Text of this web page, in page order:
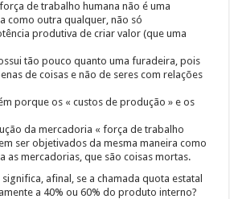
de trabalho humana não é uma
como outra qualquer, não só
produtiva de criar valor (que uma
tão pouco quanto uma furadeira, pois
de coisas e não de seres com relações
porque os « custos de produção » e os
da merca­doria « força de trabalho
ser objetivados da mesma ma­neira como
as mercadorias, que são coisas mortas.
afinal, se a chamada quota estatal
a 40% ou 60% do produto interno?